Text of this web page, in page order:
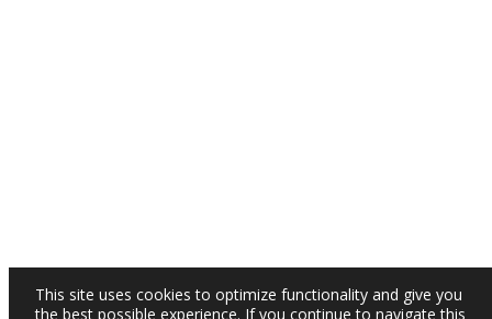
This site uses cookies to optimize functionality and give you
the best possible experience. If you continue to navigate this